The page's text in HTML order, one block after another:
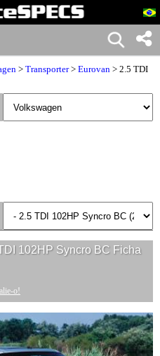
> Transporter> Eurovan > 2.5 TDI
102HP Syncro BC Ficha
o!